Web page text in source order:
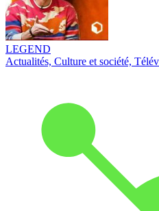
LEGEND
Actualités, Culture et société,